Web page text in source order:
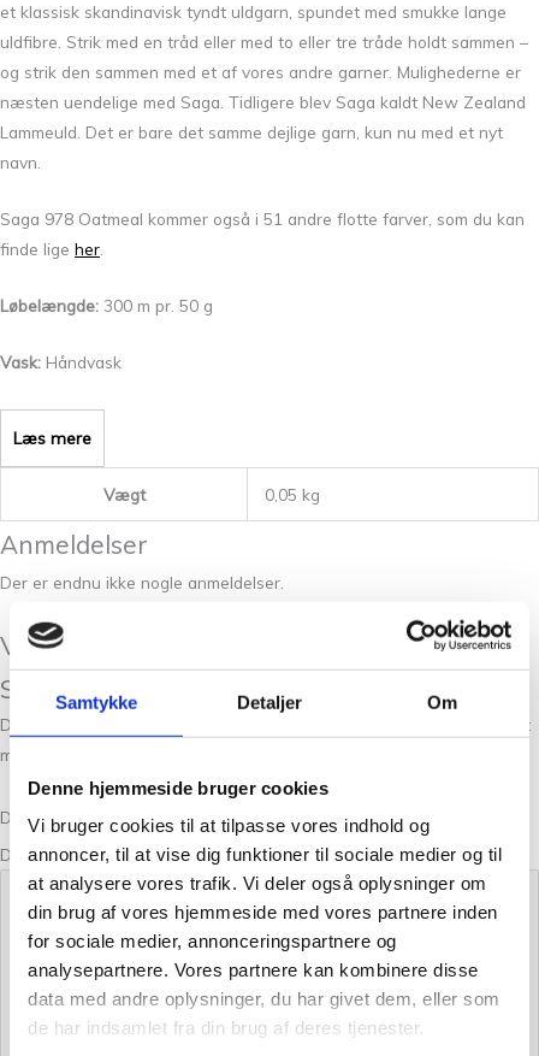
Samtykke Detaljer Om
Denne hjemmeside bruger cookies
Vi bruger cookies til at tilpasse vores indhold og
annoncer, til at vise dig funktioner til sociale medier og til
at analysere vores trafik. Vi deler også oplysninger om
din brug af vores hjemmeside med vores partnere inden
for sociale medier, annonceringspartnere og
analysepartnere. Vores partnere kan kombinere disse
data med andre oplysninger, du har givet dem, eller som
de har indsamlet fra din brug af deres tjenester.
et klassisk skandinavisk tyndt uldgarn, spundet med smukke lange
uldfibre. Strik med en tråd eller med to eller tre tråde holdt sammen –
og strik den sammen med et af vores andre garner. Mulighederne er
næsten uendelige med Saga. Tidligere blev Saga kaldt New Zealand
Lammeuld. Det er bare det samme dejlige garn, kun nu med et nyt
navn.
Saga 978 Oatmeal kommer også i 51 andre flotte farver, som du kan
finde lige her
Løbelængde: 300 m pr. 50 g
Vask: Håndvask
Læs mere
Vægt 0,05 kg
Anmeldelser
Der er endnu ikke nogle anmeldelser.
Vær den første til at anmelde “Filcolana
Saga 978 Oatmeal (melange)”
Din e-mailadresse vil ikke blive publiceret.
Krævede felter er markeret
med
Din bedømmelse
Din anmeldelse*